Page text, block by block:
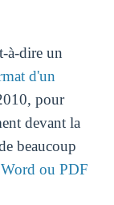
à-dire un
d'un
pour
devant la
beaucoup
ou PDF